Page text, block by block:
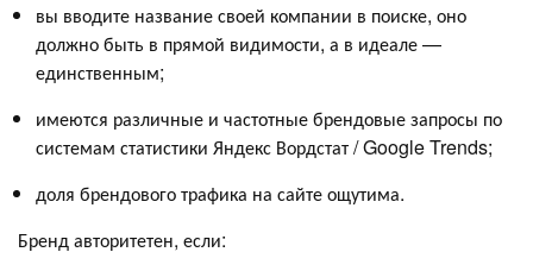
вы вводите название своей компании в поиске, оно
должно быть в прямой видимости, а в идеале —
единственным;
имеются различные и частотные брендовые запросы по
системам статистики Яндекс Вордстат / Google Trends;
доля брендового трафика на сайте ощутима.
Бренд авторитетен, если: